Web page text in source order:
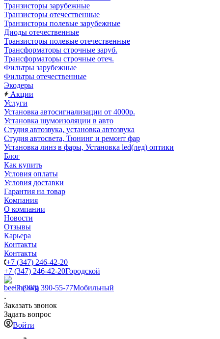
Транзисторы зарубежные
Транзисторы отечественные
Транзисторы полевые зарубежные
Диоды отечественные
Транзисторы полевые отечественные
Трансформаторы строчные заруб.
Трансформаторы строчные отеч.
Фильтры зарубежные
Фильтры отечественные
Экодеры
Акции
Услуги
Установка автосигнализации от 4000р.
Установка шумоизоляции в авто
Студия автозвука, установка автозвука
Студия автосвета, Тюнинг и ремонт фар
Установка линз в фары, Установка led(лед) оптики
Блог
Как купить
Условия оплаты
Условия доставки
Гарантия на товар
Компания
О компании
Новости
Отзывы
Карьера
Контакты
Контакты
+7 (347) 246-42-20
+7 (347) 246-42-20Городской
+7 (960) 390-55-77Мобильный
Заказать звонок
Задать вопрос
Войти